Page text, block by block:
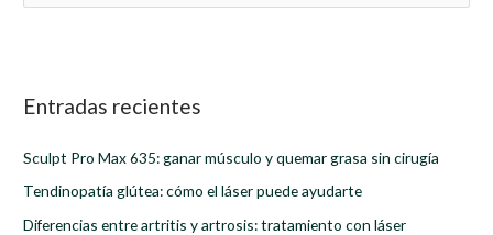
u
a
p
o
r
Entradas recientes
Sculpt Pro Max 635: ganar músculo y quemar grasa sin cirugía
Tendinopatía glútea: cómo el láser puede ayudarte
Diferencias entre artritis y artrosis: tratamiento con láser